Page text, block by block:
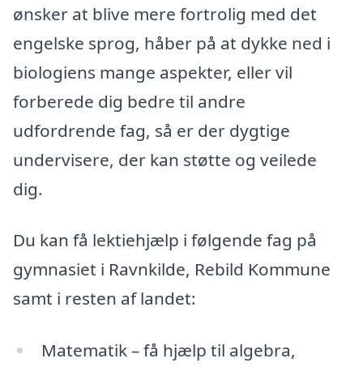
ønsker at blive mere fortrolig med det
engelske sprog, håber på at dykke ned i
biologiens mange aspekter, eller vil
forberede dig bedre til andre
udfordrende fag, så er der dygtige
undervisere, der kan støtte og veilede
dig.
Du kan få lektiehjælp i følgende fag på
gymnasiet i Ravnkilde, Rebild Kommune
samt i resten af landet:
Matematik – få hjælp til algebra,